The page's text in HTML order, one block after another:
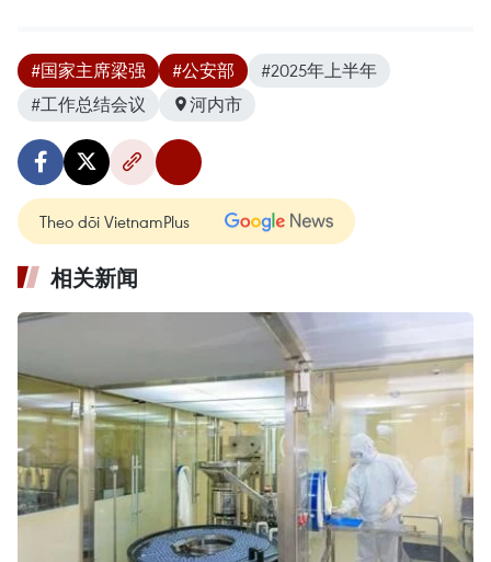
#国家主席梁强 #公安部
#2025年上半年
#工作总结会议
河内市
Theo dõi VietnamPlus
相关新闻